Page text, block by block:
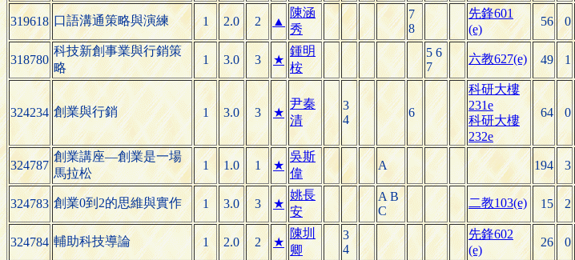
319618 口語溝通策略與演練 1 2.0 2 ▲
陳涵
秀
7
8
先鋒601
(e)
56 0
318780
科技新創事業與行銷策
略
1 3.0 3 ★
鍾明
桉
5 6
7
六教627(e) 49 1
324234 創業與行銷 1 3.0 3 ★
尹秦
清
3
4
6
科研大樓
231e
科研大樓
232e
64 0
324787
創業講座—創業是一場
馬拉松
1 1.0 1 ★
吳斯
偉
A 194 3
324783 創業0到2的思維與實作 1 3.0 3 ★
姚長
安
A B
C
二教103(e) 15 2
324784 輔助科技導論 1 2.0 2 ★
陳圳
卿
3
4
先鋒602
(e)
26 0